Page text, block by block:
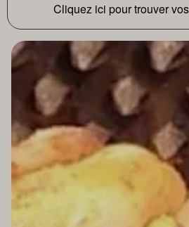
Cliquez ici pour trouver